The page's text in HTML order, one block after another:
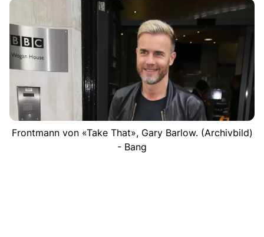
Frontmann von «Take That», Gary Barlow. (Archivbild)
- Bang